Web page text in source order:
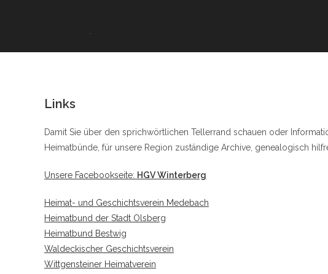
Links
Damit Sie über den sprichwörtlichen Tellerrand schauen oder
Heimatbünde, für unsere Region zuständige Archive, genealogisch
Unsere Facebookseite: HGV Winterberg
Heimat- und Geschichtsverein Medebach
Heimatbund der Stadt Olsberg
Heimatbund Bestwig
Waldeckischer Geschichtsverein
Wittgensteiner Heimatverein